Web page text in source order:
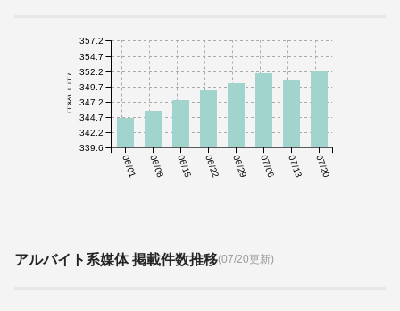
06/01 06/08 06/15 06/22 06/29 07/06 07/13 07/20
件数(千件)
339.6
342.2
344.7
347.2
349.7
352.2
354.7
357.2
アルバイト系媒体 掲載件数推移(07/20更新)